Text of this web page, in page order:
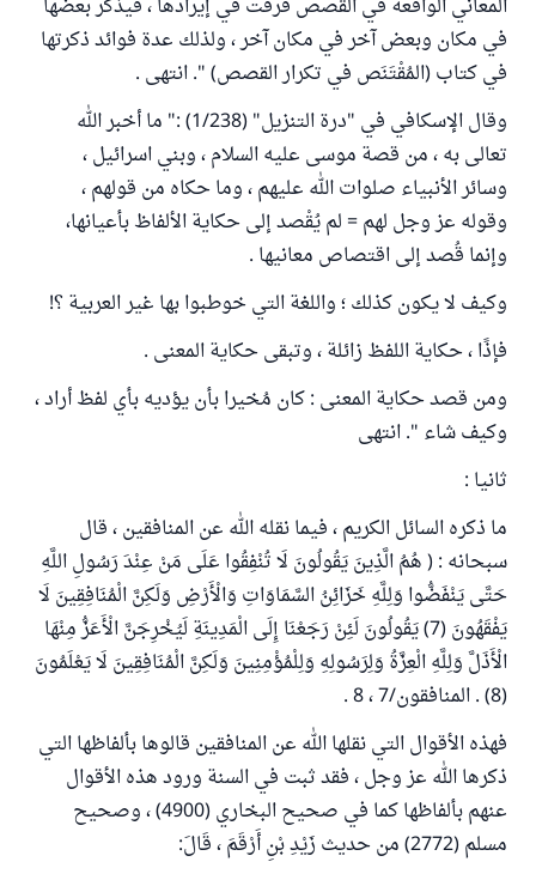
المعاني الواقعة في القصص فرقت في إيرادها ، فيذكر بعضها
في مكان وبعض آخر في مكان آخر ، ولذلك عدة فوائد ذكرتها
في كتاب (المُقْتَنَص في تكرار القصص) ". انتهى .
وقال الإسكافي في "درة التنزيل" (1/238) :" ما أخبر الله
تعالى به ، من قصة موسى عليه السلام ، وبني اسرائيل ،
وسائر الأنبياء صلوات الله عليهم ، وما حكاه من قولهم ،
وقوله عز وجل لهم = لم يُقْصد إلى حكاية الألفاظ بأعيانها،
وإنما قُصد إلى اقتصاص معانيها .
وكيف لا يكون كذلك ؛ واللغة التي خوطبوا بها غير العربية ؟!
فإذًا ، حكاية اللفظ زائلة ، وتبقى حكاية المعنى .
ومن قصد حكاية المعنى : كان مُخيرا بأن يؤديه بأي لفظ أراد ،
وكيف شاء ". انتهى
ثانيا :
ما ذكره السائل الكريم ، فيما نقله الله عن المنافقين ، قال
سبحانه : ( هُمُ الَّذِينَ يَقُولُونَ لَا تُنْفِقُوا عَلَى مَنْ عِنْدَ رَسُولِ اللَّهِ
حَتَّى يَنْفَضُّوا وَلِلَّهِ خَزَائِنُ السَّمَاوَاتِ وَالْأَرْضِ وَلَكِنَّ الْمُنَافِقِينَ لَا
يَفْقَهُونَ (7) يَقُولُونَ لَئِنْ رَجَعْنَا إِلَى الْمَدِينَةِ لَيُخْرِجَنَّ الْأَعَزُّ مِنْهَا
الْأَذَلَّ وَلِلَّهِ الْعِزَّةُ وَلِرَسُولِهِ وَلِلْمُؤْمِنِينَ وَلَكِنَّ الْمُنَافِقِينَ لَا يَعْلَمُونَ
(8) . المنافقون/7 ، 8 .
فهذه الأقوال التي نقلها الله عن المنافقين قالوها بألفاظها التي
ذكرها الله عز وجل ، فقد ثبت في السنة ورود هذه الأقوال
عنهم بألفاظها كما في صحيح البخاري (4900) ، وصحيح
مسلم (2772) من حديث زَيْدِ بْنِ أَرْقَمَ ، قَالَ: